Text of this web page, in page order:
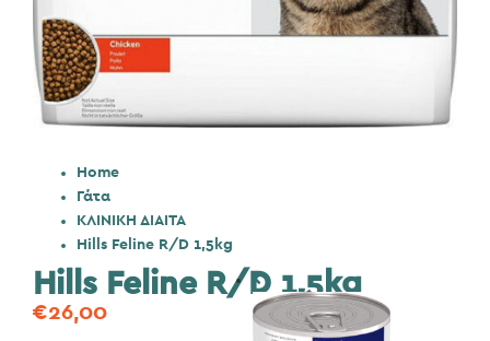
Home
Γάτα
ΚΛΙΝΙΚΗ ΔΙΑΙΤΑ
Hills Feline R/D 1,5kg
Hills Feline R/D 1,5kg
€26,00